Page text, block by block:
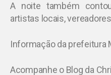
A noite também
artistas locais,
Informação da prefeitura
Acompanhe o Blog da